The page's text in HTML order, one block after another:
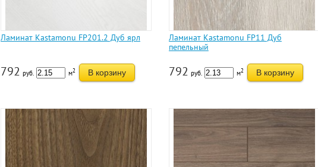
Ламинат Kastamonu FP201.2 Дуб ярл
792 руб. м2 В корзину
Ламинат Kastamonu FP11 Дуб
пепельный
792 руб. м2 В корзину